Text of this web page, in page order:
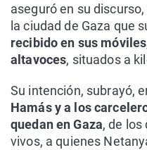
aseguró en su
la ciudad de Gaza que
recibido en sus
altavoces, situados a
Su intención, subrayó,
Hamás y a los
quedan en Gaza, de los
vivos, a quienes